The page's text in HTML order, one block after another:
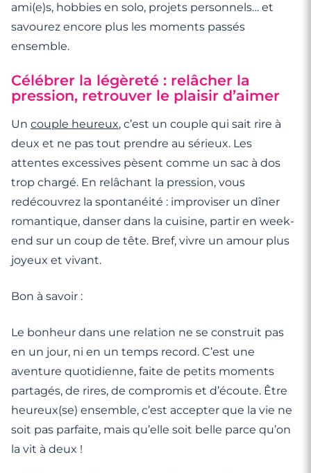
ami(e)s, hobbies en solo, projets personnels… et
savourez encore plus les moments passés
ensemble.
Célébrer la légèreté : relâcher la
pression, retrouver le plaisir d’aimer
Un couple heureux, c’est un couple qui sait rire à
deux et ne pas tout prendre au sérieux. Les
attentes excessives pèsent comme un sac à dos
trop chargé. En relâchant la pression, vous
redécouvrez la spontanéité : improviser un dîner
romantique, danser dans la cuisine, partir en week-
end sur un coup de tête. Bref, vivre un amour plus
joyeux et vivant.
Bon à savoir :
Le bonheur dans une relation ne se construit pas
en un jour, ni en un temps record. C’est une
aventure quotidienne, faite de petits moments
partagés, de rires, de compromis et d’écoute. Être
heureux(se) ensemble, c’est accepter que la vie ne
soit pas parfaite, mais qu’elle soit belle parce qu’on
la vit à deux !